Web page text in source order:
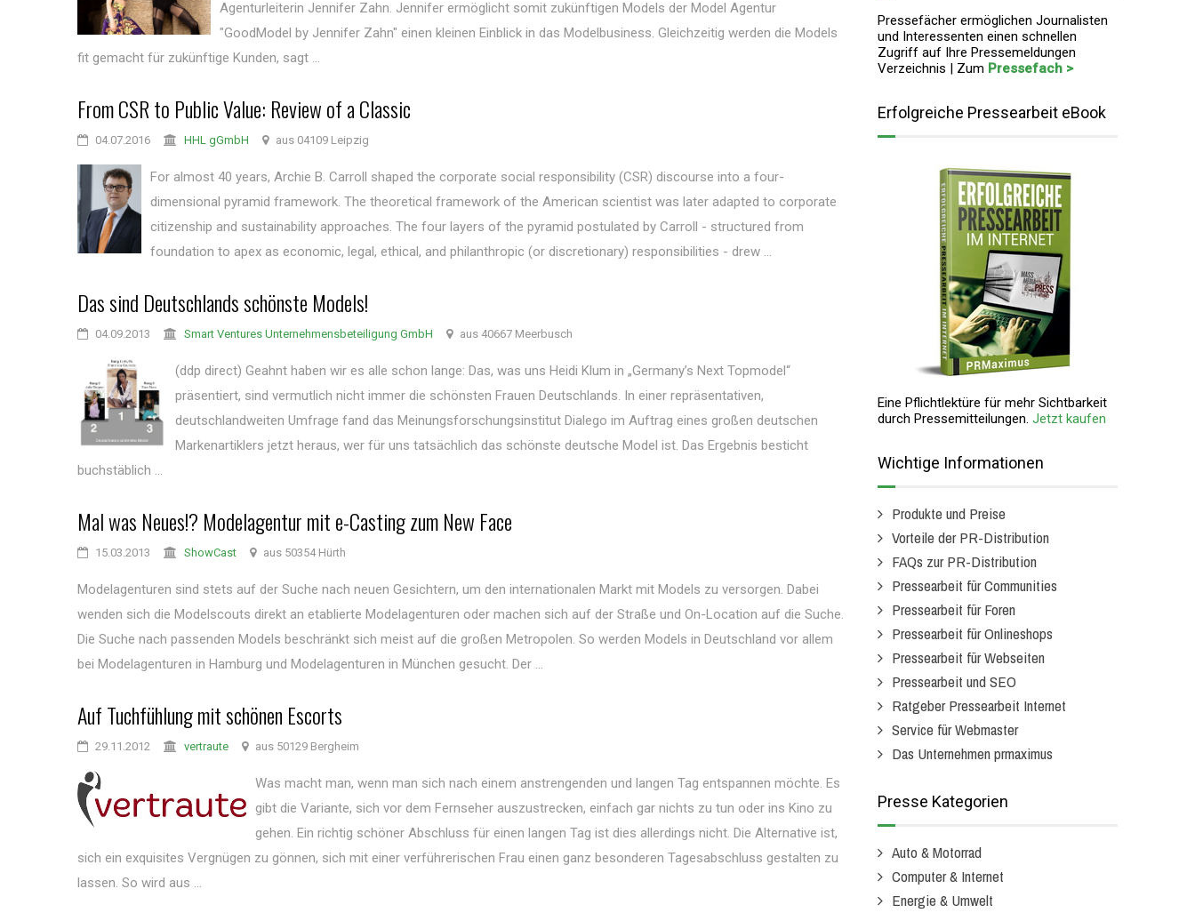
Agenturleiterin Jennifer Zahn. Jennifer ermöglicht somit zukünftigen Models der Model Agentur
"GoodModel by Jennifer Zahn" einen kleinen Einblick in das Modelbusiness. Gleichzeitig werden die Models
fit gemacht für zukünftige Kunden, sagt ...
From CSR to Public Value: Review of a Classic
04.07.2016 HHL gGmbH aus 04109 Leipzig
For almost 40 years, Archie B. Carroll shaped the corporate social responsibility (CSR) discourse into a four-
dimensional pyramid framework. The theoretical framework of the American scientist was later adapted to corporate
citizenship and sustainability approaches. The four layers of the pyramid postulated by Carroll - structured from
foundation to apex as economic, legal, ethical, and philanthropic (or discretionary) responsibilities - drew ...
Das sind Deutschlands schönste Models!
04.09.2013 Smart Ventures Unternehmensbeteiligung GmbH aus 40667 Meerbusch
(ddp direct) Geahnt haben wir es alle schon lange: Das, was uns Heidi Klum in „Germany’s Next Topmodel“
präsentiert, sind vermutlich nicht immer die schönsten Frauen Deutschlands. In einer repräsentativen,
deutschlandweiten Umfrage fand das Meinungsforschungsinstitut Dialego im Auftrag eines großen deutschen
Markenartiklers jetzt heraus, wer für uns tatsächlich das schönste deutsche Model ist. Das Ergebnis besticht
buchstäblich ...
Mal was Neues!? Modelagentur mit e-Casting zum New Face
15.03.2013 ShowCast aus 50354 Hürth
Modelagenturen sind stets auf der Suche nach neuen Gesichtern, um den internationalen Markt mit Models zu versorgen. Dabei
wenden sich die Modelscouts direkt an etablierte Modelagenturen oder machen sich auf der Straße und On-Location auf die Suche.
Die Suche nach passenden Models beschränkt sich meist auf die großen Metropolen. So werden Models in Deutschland vor allem
bei Modelagenturen in Hamburg und Modelagenturen in München gesucht. Der ...
Auf Tuchfühlung mit schönen Escorts
29.11.2012 vertraute aus 50129 Bergheim
Was macht man, wenn man sich nach einem anstrengenden und langen Tag entspannen möchte. Es
gibt die Variante, sich vor dem Fernseher auszustrecken, einfach gar nichts zu tun oder ins Kino zu
gehen. Ein richtig schöner Abschluss für einen langen Tag ist dies allerdings nicht. Die Alternative ist,
sich ein exquisites Vergnügen zu gönnen, sich mit einer verführerischen Frau einen ganz besonderen Tagesabschluss gestalten zu
lassen. So wird aus ...
Pressefächer ermöglichen Journalisten
und Interessenten einen schnellen
Zugriff auf Ihre Pressemeldungen
Verzeichnis | Zum Pressefach >
Erfolgreiche Pressearbeit eBook
Eine Pflichtlektüre für mehr Sichtbarkeit
durch Pressemitteilungen. Jetzt kaufen
Wichtige Informationen
Produkte und Preise
Vorteile der PR-Distribution
FAQs zur PR-Distribution
Pressearbeit für Communities
Pressearbeit für Foren
Pressearbeit für Onlineshops
Pressearbeit für Webseiten
Pressearbeit und SEO
Ratgeber Pressearbeit Internet
Service für Webmaster
Das Unternehmen prmaximus
Presse Kategorien
Auto & Motorrad
Computer & Internet
Energie & Umwelt